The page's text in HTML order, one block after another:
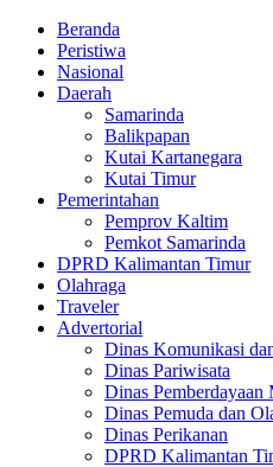
Beranda
Peristiwa
Nasional
Daerah
Samarinda
Balikpapan
Kutai Kartanegara
Kutai Timur
Pemerintahan
Pemprov Kaltim
Pemkot Samarinda
DPRD Kalimantan Timur
Olahraga
Traveler
Advertorial
Dinas Komunikasi
Dinas Pariwisata
Dinas Pemberdayaan
Dinas Pemuda dan
Dinas Perikanan
DPRD Kalimantan